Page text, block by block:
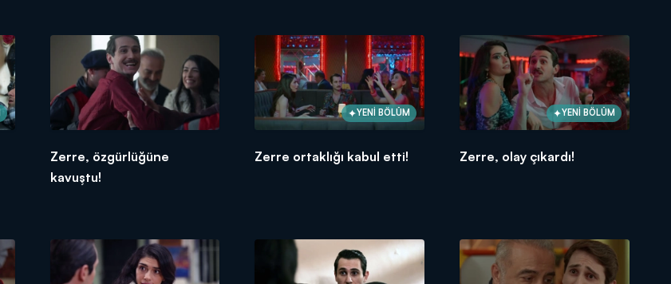
Zerre, özgürlüğüne
kavuştu!
YENİ BÖLÜM
Zerre ortaklığı kabul etti!
YENİ BÖLÜM
Zerre, olay çıkardı!